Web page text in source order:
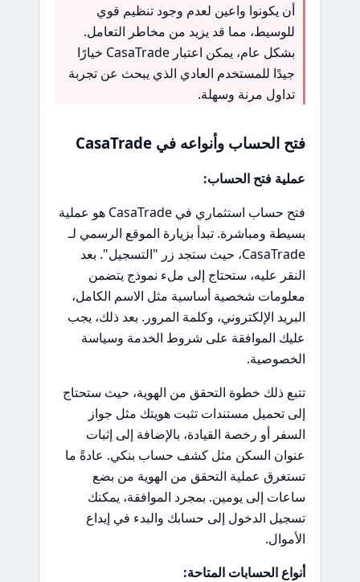
أن يكونوا واعين لعدم وجود تنظيم قوي
للوسيط، مما قد يزيد من مخاطر التعامل.
بشكل عام، يمكن اعتبار CasaTrade خيارًا
جيدًا للمستخدم العادي الذي يبحث عن تجربة
تداول مرنة وسهلة.
فتح الحساب وأنواعه في CasaTrade
عملية فتح الحساب:
فتح حساب استثماري في CasaTrade هو عملية
بسيطة ومباشرة. تبدأ بزيارة الموقع الرسمي لـ
CasaTrade، حيث ستجد زر "التسجيل". بعد
النقر عليه، ستحتاج إلى ملء نموذج يتضمن
معلومات شخصية أساسية مثل الاسم الكامل،
البريد الإلكتروني، وكلمة المرور. بعد ذلك، يجب
عليك الموافقة على شروط الخدمة وسياسة
الخصوصية.
تتبع ذلك خطوة التحقق من الهوية، حيث ستحتاج
إلى تحميل مستندات تثبت هويتك مثل جواز
السفر أو رخصة القيادة، بالإضافة إلى إثبات
عنوان السكن مثل كشف حساب بنكي. عادةً ما
تستغرق عملية التحقق من الهوية من بضع
ساعات إلى يومين. بمجرد الموافقة، يمكنك
تسجيل الدخول إلى حسابك والبدء في إيداع
الأموال.
أنواع الحسابات المتاحة: